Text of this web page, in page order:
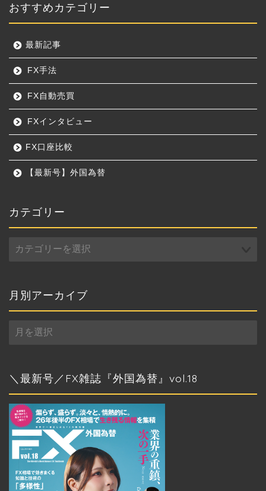
おすすめカテゴリー
最新記事
FX手法
FX自動売買
FXインタビュー
FX口座比較
【最新号】外国為替
カテゴリー
テ
ー
月別アーカイブ
別
カ
＼最新号／FX雑誌『外国為替』vol.18